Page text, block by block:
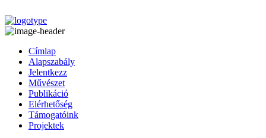
Címlap
Alapszabály
Jelentkezz
Művészet
Publikáció
Elérhetőség
Támogatóink
Projektek